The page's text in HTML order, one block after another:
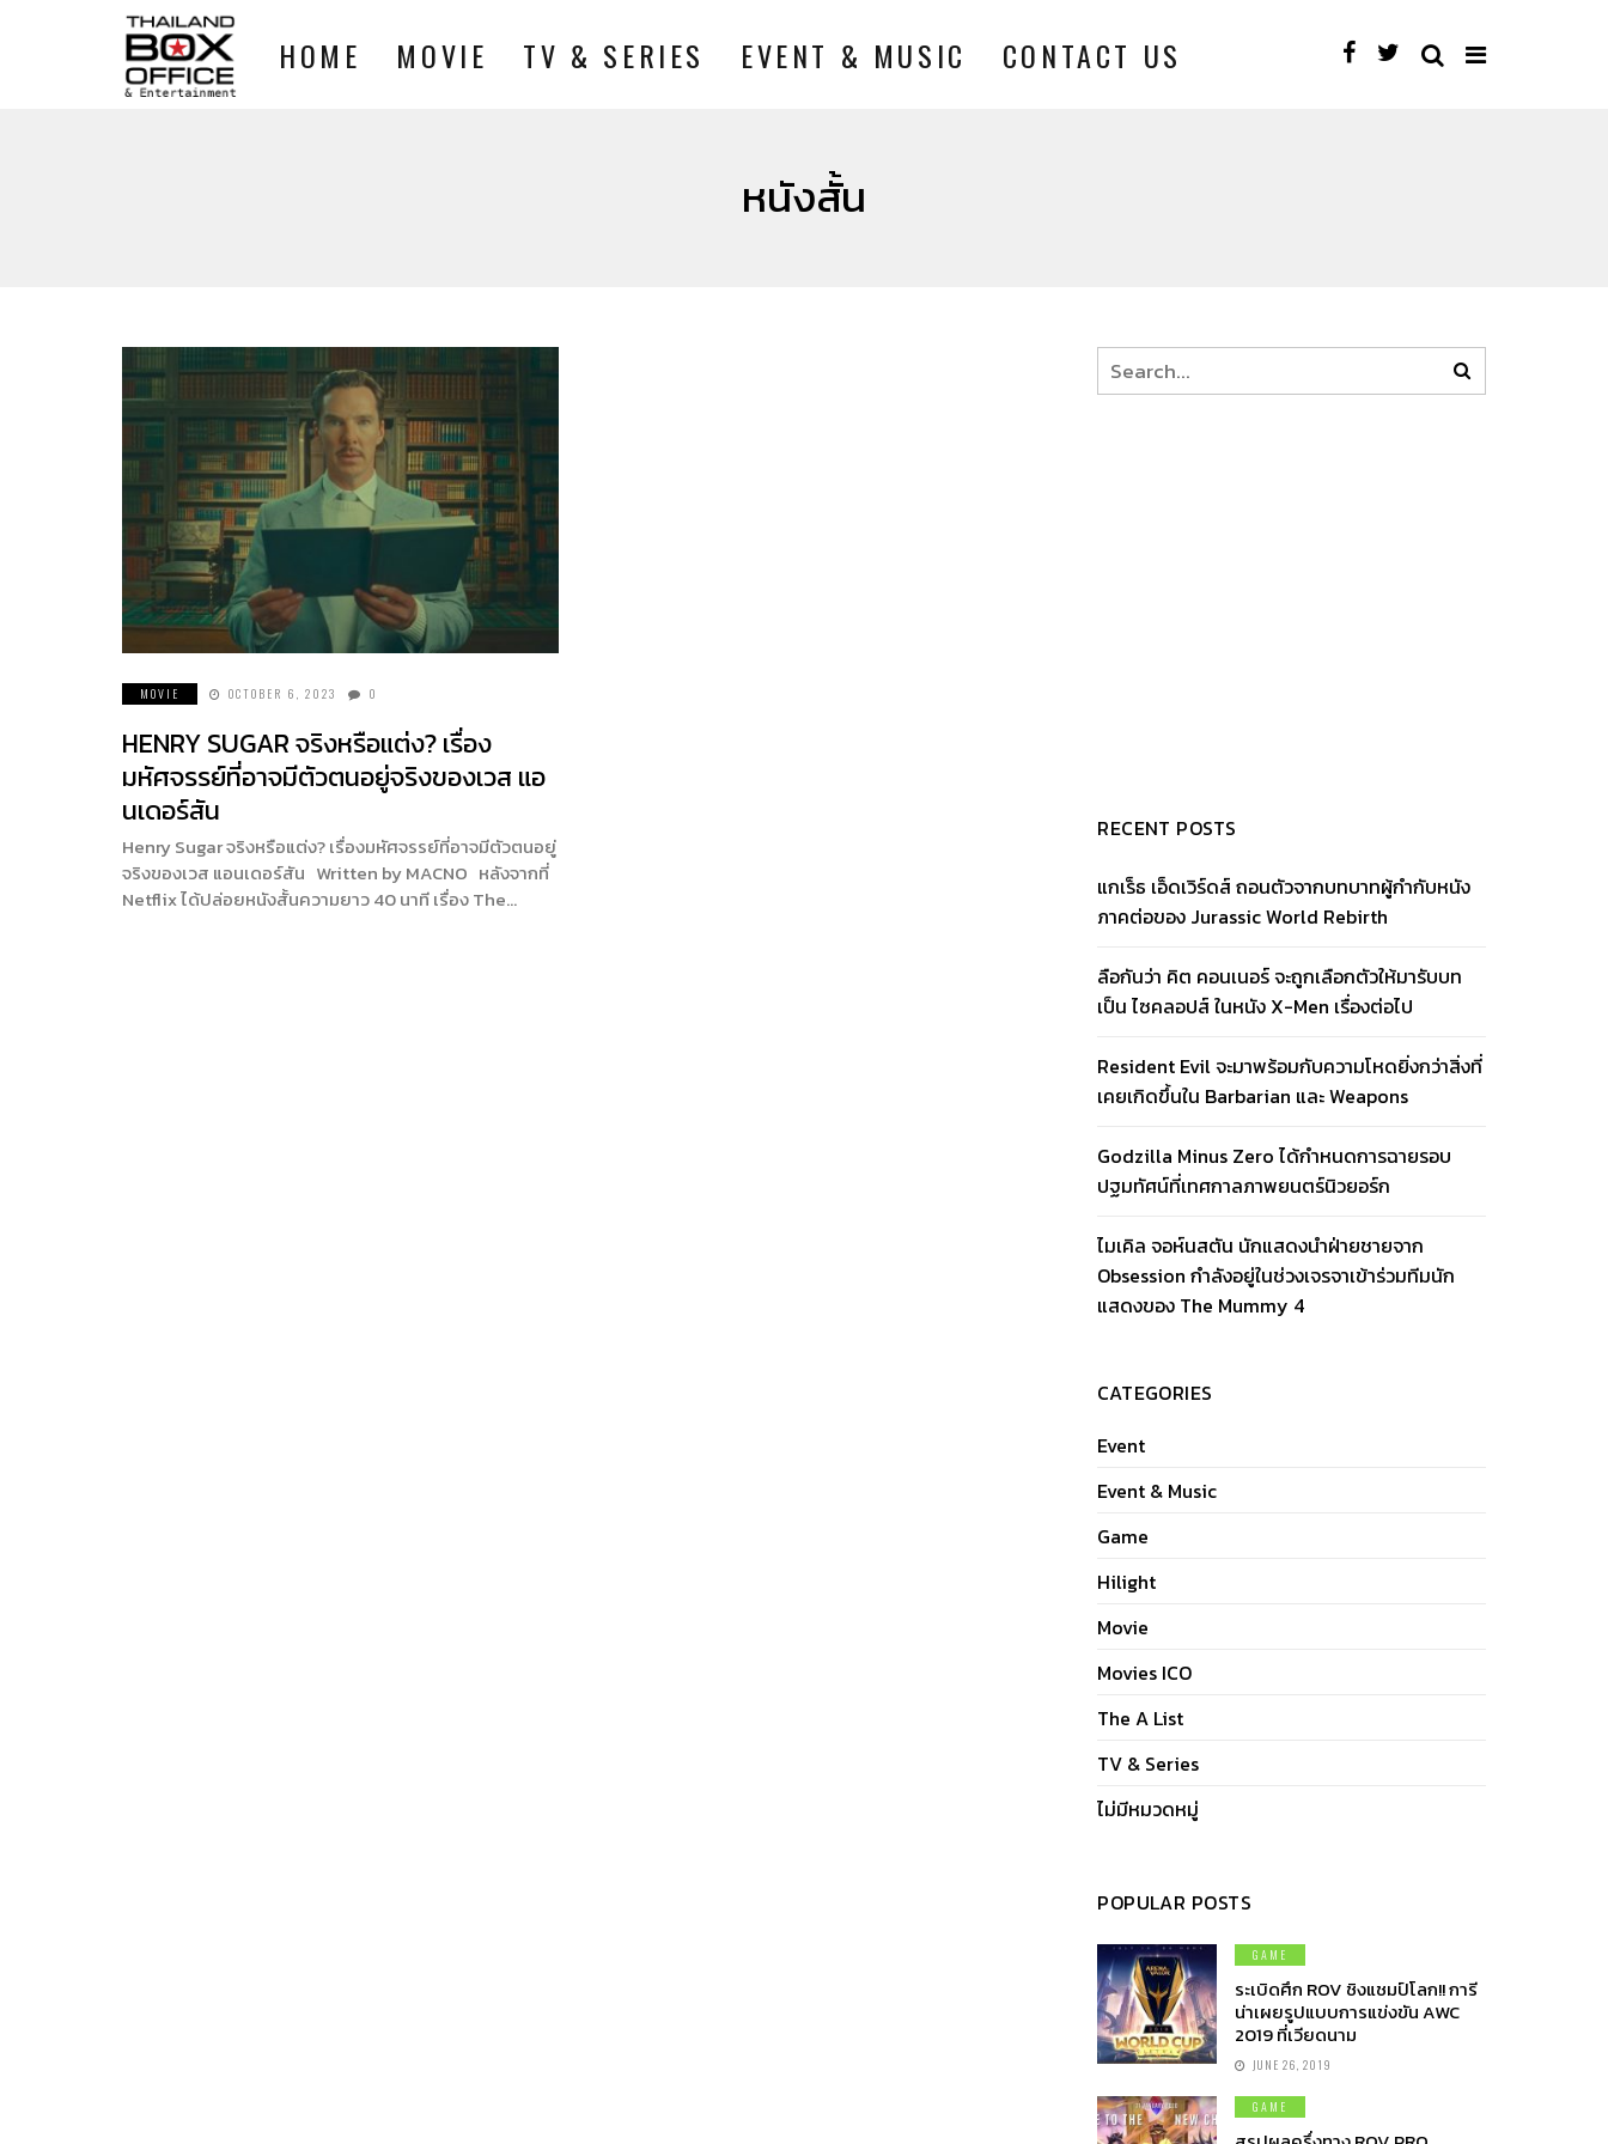
HOME MOVIE TV & SERIES EVENT & MUSIC CONTACT US
หนังสั้น
MOVIE OCTOBER 6, 2023 0
HENRY SUGAR จริงหรือแต่ง? เรื่อง
มหัศจรรย์ที่อาจมีตัวตนอยู่จริงของเวส แอ
นเดอร์สัน
Henry Sugar จริงหรือแต่ง? เรื่องมหัศจรรย์ที่อาจมีตัวตนอยู่
จริงของเวส แอนเดอร์สัน Written by MACNO หลังจากที่
Netflix ได้ปล่อยหนังสั้นความยาว 40 นาที เรื่อง The…
RECENT POSTS
แกเร็ธ เอ็ดเวิร์ดส์ ถอนตัวจากบทบาทผู้กำกับหนัง
ภาคต่อของ Jurassic World Rebirth
ลือกันว่า คิต คอนเนอร์ จะถูกเลือกตัวให้มารับบท
เป็น ไซคลอปส์ ในหนัง X-Men เรื่องต่อไป
Resident Evil จะมาพร้อมกับความโหดยิ่งกว่าสิ่งที่
เคยเกิดขึ้นใน Barbarian และ Weapons
Godzilla Minus Zero ได้กำหนดการฉายรอบ
ปฐมทัศน์ที่เทศกาลภาพยนตร์นิวยอร์ก
ไมเคิล จอห์นสตัน นักแสดงนำฝ่ายชายจาก
Obsession กำลังอยู่ในช่วงเจรจาเข้าร่วมทีมนัก
แสดงของ The Mummy 4
CATEGORIES
Event
Event & Music
Game
Hilight
Movie
Movies ICO
The A List
TV & Series
ไม่มีหมวดหมู่
POPULAR POSTS
GAME
ระเบิดศึก ROV ชิงแชมป์โลก!! การี
น่าเผยรูปแบบการแข่งขัน AWC
2019 ที่เวียดนาม
JUNE 26, 2019
GAME